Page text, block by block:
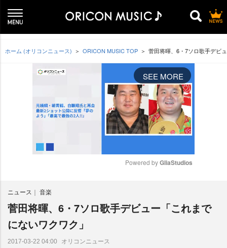
ホーム (オリコンニュース) ORICON MUSIC TOP 菅田将暉、6・7ソロ歌手デビ
SEE MORE
Powered by GliaStudios
ニュース 音楽
菅田将暉、6・7ソロ歌手デビュー「これまで
にないワクワク」
2017-03-22 04:00 オリコンニュース